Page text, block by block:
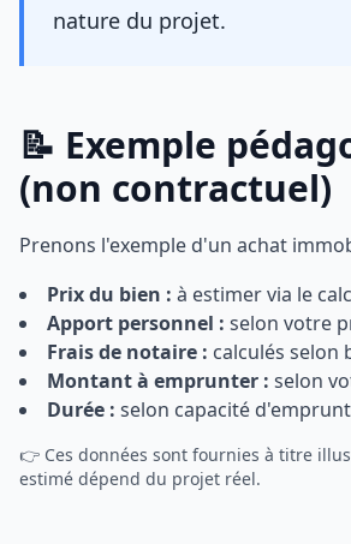
nature du projet.
📝 Exemple
(non contractuel)
Prenons l'exemple d'un achat
Prix du bien : à estimer via le
Apport personnel : selon votre
Frais de notaire : calculés selon
Montant à emprunter : selon
Durée : selon capacité d'emprunt
👉 Ces données sont fournies à titre
estimé dépend du projet réel.